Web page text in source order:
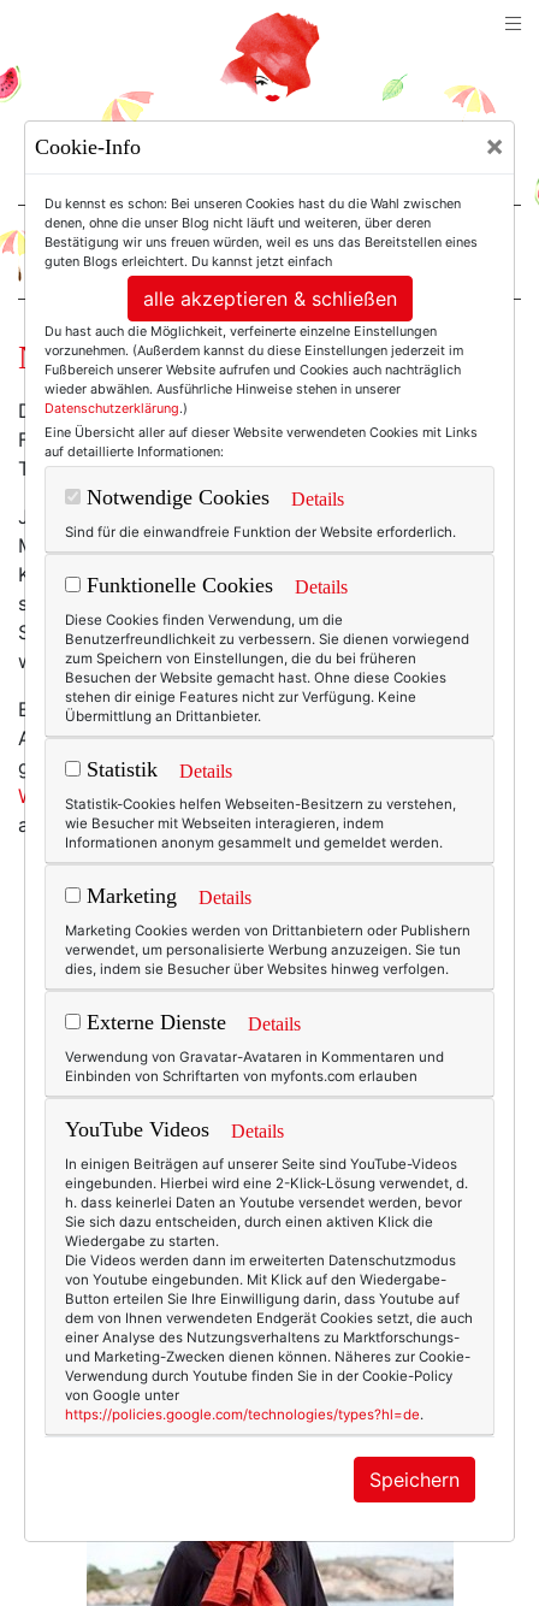
For Women. Not Girls.
Nobody does it better ...
Der Stil ist schräg bis gewöhnungsbedürftig, die
Farben der bunte Wahnsinn, die Fotografien kleine
Theaterstücke ...
Ja, ich sag es gerne immer wieder: Mit die schönste
Mode-Website und den wunderbarsten aller Print-
Kataloge (das Papier, die Zeichnungen, das Layout!)
stammen von der dänischen Designerin Gudrun
Sjoeden. Ich guck die Sachen unglaublich gerne, auch
wenn mir ihr Stil leider (!) so gar nicht steht.
Ein paar Modelle der neuen Kollektion, die zur
Abwechslung in die nordisch schlichtere Richtung
gehen, habe ich euch rausgesucht. Und
Websitekann man all das dann zu Möwenkreischen
angucken, hach ... :-)
Cookie-Info ×
Du kennst es schon: Bei unseren Cookies hast du die Wahl zwischen
denen, ohne die unser Blog nicht läuft und weiteren, über deren
Bestätigung wir uns freuen würden, weil es uns das Bereitstellen eines
guten Blogs erleichtert. Du kannst jetzt einfach
alle akzeptieren & schließen
Du hast auch die Möglichkeit, verfeinerte einzelne Einstellungen
vorzunehmen. (Außerdem kannst du diese Einstellungen jederzeit im
Fußbereich unserer Website aufrufen und Cookies auch nachträglich
wieder abwählen. Ausführliche Hinweise stehen in unserer
Datenschutzerklärung.)
Eine Übersicht aller auf dieser Website verwendeten Cookies mit Links
auf detaillierte Informationen:
Notwendige Cookies Details
Sind für die einwandfreie Funktion der Website erforderlich.
Funktionelle Cookies Details
Diese Cookies finden Verwendung, um die
Benutzerfreundlichkeit zu verbessern. Sie dienen vorwiegend
zum Speichern von Einstellungen, die du bei früheren
Besuchen der Website gemacht hast. Ohne diese Cookies
stehen dir einige Features nicht zur Verfügung. Keine
Übermittlung an Drittanbieter.
Statistik Details
Statistik-Cookies helfen Webseiten-Besitzern zu verstehen,
wie Besucher mit Webseiten interagieren, indem
Informationen anonym gesammelt und gemeldet werden.
Marketing Details
Marketing Cookies werden von Drittanbietern oder Publishern
verwendet, um personalisierte Werbung anzuzeigen. Sie tun
dies, indem sie Besucher über Websites hinweg verfolgen.
Externe Dienste Details
Verwendung von Gravatar-Avataren in Kommentaren und
Einbinden von Schriftarten von myfonts.com erlauben
YouTube Videos Details
In einigen Beiträgen auf unserer Seite sind YouTube-Videos
eingebunden. Hierbei wird eine 2-Klick-Lösung verwendet, d.
h. dass keinerlei Daten an Youtube versendet werden, bevor
Sie sich dazu entscheiden, durch einen aktiven Klick die
Wiedergabe zu starten.
Die Videos werden dann im erweiterten Datenschutzmodus
von Youtube eingebunden. Mit Klick auf den Wiedergabe-
Button erteilen Sie Ihre Einwilligung darin, dass Youtube auf
dem von Ihnen verwendeten Endgerät Cookies setzt, die auch
einer Analyse des Nutzungsverhaltens zu Marktforschungs-
und Marketing-Zwecken dienen können. Näheres zur Cookie-
Verwendung durch Youtube finden Sie in der Cookie-Policy
von Google unter
https://policies.google.com/technologies/types?hl=de.
Speichern